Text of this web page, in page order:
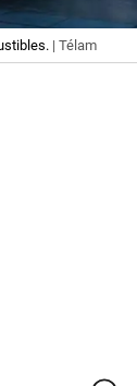
| Télam